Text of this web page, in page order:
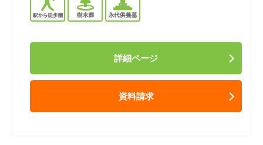
詳細ページ
資料請求